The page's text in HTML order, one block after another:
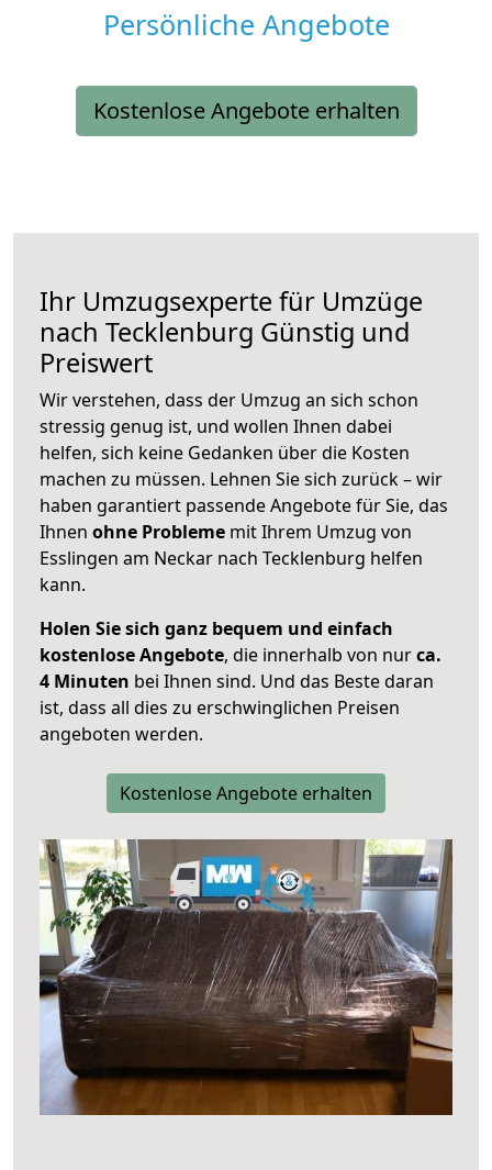
Persönliche Angebote
Kostenlose Angebote erhalten
Ihr Umzugsexperte für Umzüge
nach Tecklenburg Günstig und
Preiswert
Wir verstehen, dass der Umzug an sich schon
stressig genug ist, und wollen Ihnen dabei
helfen, sich keine Gedanken über die Kosten
machen zu müssen. Lehnen Sie sich zurück – wir
haben garantiert passende Angebote für Sie, das
Ihnen ohne Probleme mit Ihrem Umzug von
Esslingen am Neckar nach Tecklenburg helfen
kann.
Holen Sie sich ganz bequem und einfach
kostenlose Angebote, die innerhalb von nurca.
4 Minuten bei Ihnen sind. Und das Beste daran
ist, dass all dies zu erschwinglichen Preisen
angeboten werden.
Kostenlose Angebote erhalten